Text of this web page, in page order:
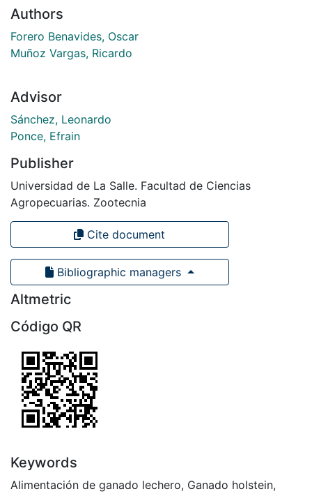
Authors
Forero Benavides, Oscar
Muñoz Vargas, Ricardo
Advisor
Sánchez, Leonardo
Ponce, Efrain
Publisher
Universidad de La Salle. Facultad de Ciencias
Agropecuarias. Zootecnia
Cite document
Bibliographic managers
Altmetric
Código QR
Keywords
Alimentación de ganado lechero, Ganado holstein,